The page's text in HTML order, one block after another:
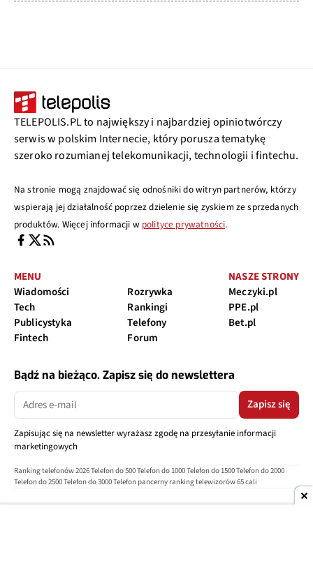
TELEPOLIS.PL to największy i najbardziej opiniotwórczy
serwis w polskim Internecie, który porusza tematykę
szeroko rozumianej telekomunikacji, technologii i fintechu.
Na stronie mogą znajdować się odnośniki do witryn partnerów, którzy
wspierają jej działalność poprzez dzielenie się zyskiem ze sprzedanych
produktów. Więcej informacji w polityce prywatności.
MENU
Wiadomości
Tech
Publicystyka
Fintech
Rozrywka
Rankingi
Telefony
Forum
NASZE STRONY
Meczyki.pl
PPE.pl
Bet.pl
Bądź na bieżąco. Zapisz się do newslettera
Zapisz się
Zapisując się na newsletter wyrażasz zgodę na przesyłanie informacji
marketingowych
Ranking telefonów 2026Telefon do 500Telefon do 1000Telefon do 1500Telefon do 2000
Telefon do 2500Telefon do 3000Telefon pancerny ranking telewizorów 65 cali